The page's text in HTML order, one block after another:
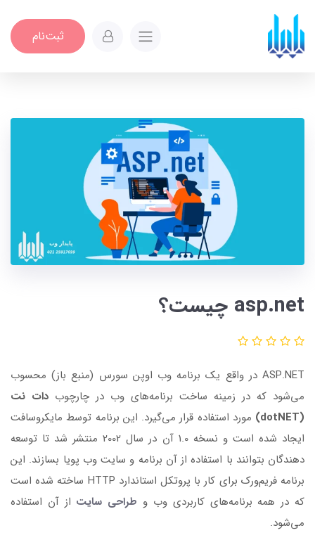
ثبت‌نام
asp.net چیست؟
ASP.NET در واقع یک برنامه وب اوپن سورس (منبع باز) محسوب
می‌شود که در زمینه ساخت برنامه‌های وب در چارچوب دات نت
(dotNET)
مورد استفاده قرار می‌گیرد. این برنامه توسط مایکروسافت
ایجاد شده است و نسخه 1.0 آن در سال 2002 منتشر شد تا توسعه
دهندگان بتوانند با استفاده از آن برنامه و سایت وب پویا بسازند. این
برنامه فریم‌ورک برای کار با پروتکل استاندارد HTTP ساخته شده است
که در همه برنامه‌های کاربردی وب و طراحی سایت از آن استفاده
می‌شود.